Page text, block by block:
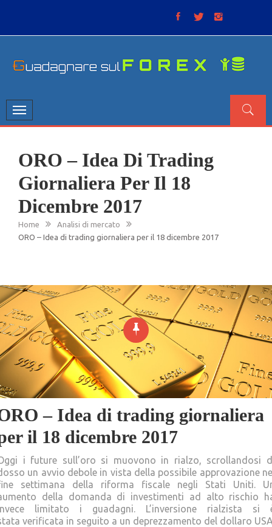
Toggle
navigation
ORO – Idea Di Trading
Giornaliera Per Il 18
Dicembre 2017
Home
Analisi di mercato
ORO – Idea di trading giornaliera per il 18 dicembre 2017
– Idea di trading giornaliera
il 18 dicembre 2017
i future sull’oro si muovono in rialzo, scrollandosi
un avvio debole in vista della possibile approvazione
settimana della riforma fiscale negli Stati Uniti.
della domanda di investimenti ad alto rischio
limitato i guadagni. L’inversione rialzista si
verificata in seguito a un deprezzamento del dollaro